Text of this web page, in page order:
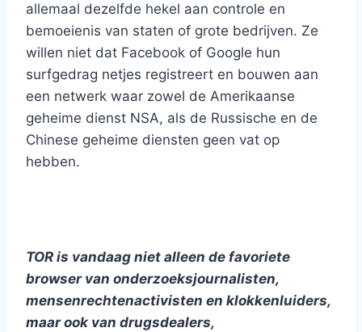
allemaal dezelfde hekel aan controle en
bemoeienis van staten of grote bedrijven. Ze
willen niet dat Facebook of Google hun
surfgedrag netjes registreert en bouwen aan
een netwerk waar zowel de Amerikaanse
geheime dienst NSA, als de Russische en de
Chinese geheime diensten geen vat op
hebben.
TOR is vandaag niet alleen de favoriete
browser van onderzoeksjournalisten,
mensenrechtenactivisten en klokkenluiders,
maar ook van drugsdealers,